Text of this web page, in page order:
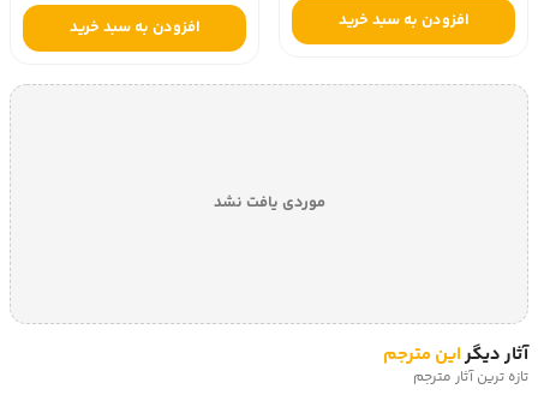
افزودن به سبد خرید افزودن به سبد خرید
موردی یافت نشد
آثار دیگراین مترجم
تازه ترین آثار مترجم